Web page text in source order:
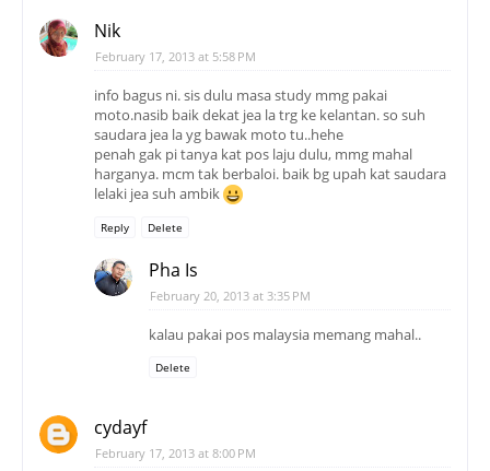
Nik
February 17, 2013 at 5:58 PM
info bagus ni. sis dulu masa study mmg pakai
moto.nasib baik dekat jea la trg ke kelantan. so suh
saudara jea la yg bawak moto tu..hehe
penah gak pi tanya kat pos laju dulu, mmg mahal
harganya. mcm tak berbaloi. baik bg upah kat saudara
lelaki jea suh ambik
Reply Delete
Pha Is
February 20, 2013 at 3:35 PM
kalau pakai pos malaysia memang mahal..
Delete
cydayf
February 17, 2013 at 8:00 PM